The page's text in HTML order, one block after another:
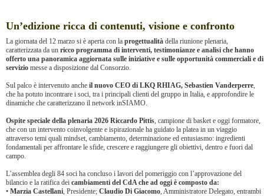
Un’edizione ricca di contenuti, visione e confronto
La giornata del 12 marzo si è aperta con la progettualità della riunione plenaria,
caratterizzata da un ricco programma di interventi, testimonianze e analisi che hanno
offerto una panoramica aggiornata sulle iniziative e sulle opportunità commerciali e di
servizio messe a disposizione dal Consorzio.
Sul palco è intervenuto anche il nuovo CEO di LKQ RHIAG, Sebastien Vanderperre,
che ha potuto incontrare i soci, tra i principali clienti del gruppo in Italia, e approfondire le
dinamiche che caratterizzano il network inSIAMO.
Ospite speciale della plenaria 2026 Riccardo Pittis, campione di basket e oggi formatore,
che con un intervento coinvolgente e ispirazionale ha guidato la platea in un viaggio
attraverso temi quali mindset, cambiamento, determinazione ed entusiasmo: ingredienti
fondamentali per affrontare le sfide, crescere e raggiungere gli obiettivi, dentro e fuori dal
campo.
L’assemblea degli 84 soci ha concluso i lavori del pomeriggio con l’approvazione del
bilancio e la ratifica dei cambiamenti del CdA che ad oggi è composto da:
• Marzia Castellani, Presidente; Claudio Di Giacomo, Amministratore Delegato, entrambi